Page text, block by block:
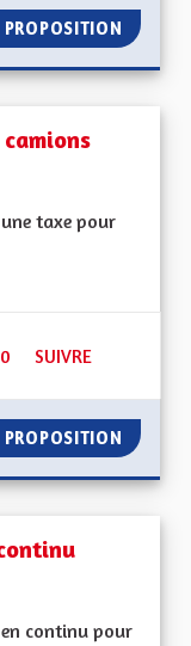
POUR
taxe pour
50 ABONNÉS
SUIVRE
continu pour